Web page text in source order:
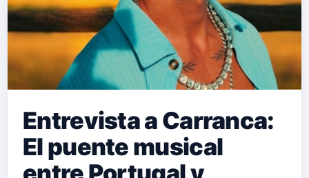
Entrevista a Carranca:
El puente musical